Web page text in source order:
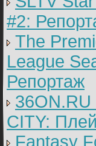
#2:
The
League
Репортаж
36ON.RU
CITY:
Fantasy